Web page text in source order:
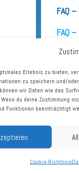
Erlebnis zu bieten,
zu speichern und/
wir Daten wie das
du deine Zustimmung
Funktionen beeinträchtigt
Cookie-Richtlinie
FAQ
FAQ
FAQ
FAQ
FAQ